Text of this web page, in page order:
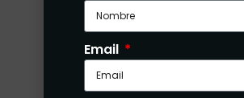
El Dorado
Email